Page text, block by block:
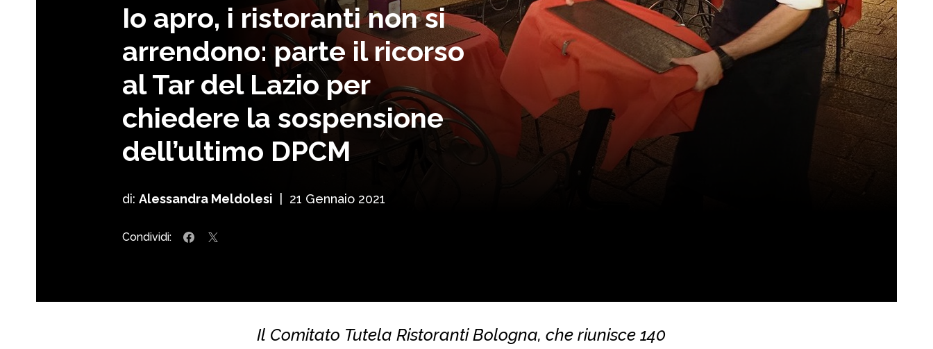
Io apro, i ristoranti non si
arrendono: parte il ricorso
al Tar del Lazio per
chiedere la sospensione
dell’ultimo DPCM
di: Alessandra Meldolesi 21 Gennaio 2021
Condividi:
Il Comitato Tutela Ristoranti Bologna, che riunisce 140